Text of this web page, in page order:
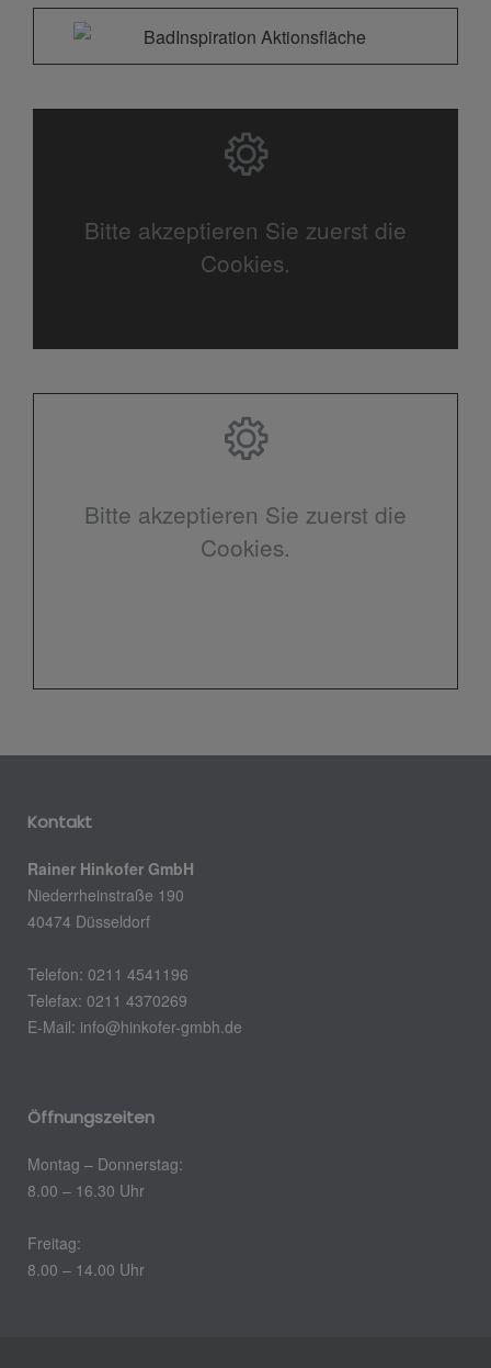
Bitte akzeptieren Sie zuerst die
Cookies.
Bitte akzeptieren Sie zuerst die
Cookies.
Kontakt
Rainer Hinkofer GmbH
Niederrheinstraße 190
40474 Düsseldorf
Telefon: 0211 4541196
Telefax: 0211 4370269
E-Mail: info@hinkofer-gmbh.de
Öffnungszeiten
Montag – Donnerstag:
8.00 – 16.30 Uhr
Freitag:
8.00 – 14.00 Uhr